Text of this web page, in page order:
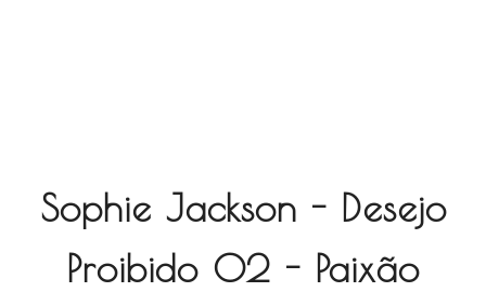
Sophie Jackson - Desejo
Proibido 02 - Paixão